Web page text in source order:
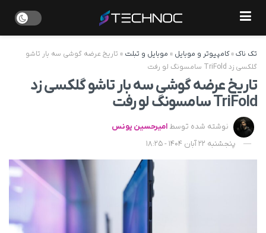
تک ناک»کامپیوتر و موبایل » موبایل و تبلت » تاریخ عرضه گوشی سه بار تاشو
گلکسی زد TriFold سامسونگ لو رفت
تاریخ عرضه گوشی سه بار تاشو گلکسی زد
TriFold سامسونگ لو رفت
نوشته شده توسط امیرحسین یونس
پنجشنبه 22 آبان 1404 - 18:25